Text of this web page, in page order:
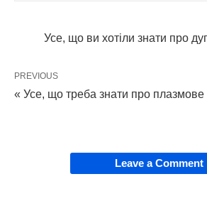
Усе, що ви хотіли знати про
PREVIOUS
« Усе, що треба знати про плазмове
Leave a Comment